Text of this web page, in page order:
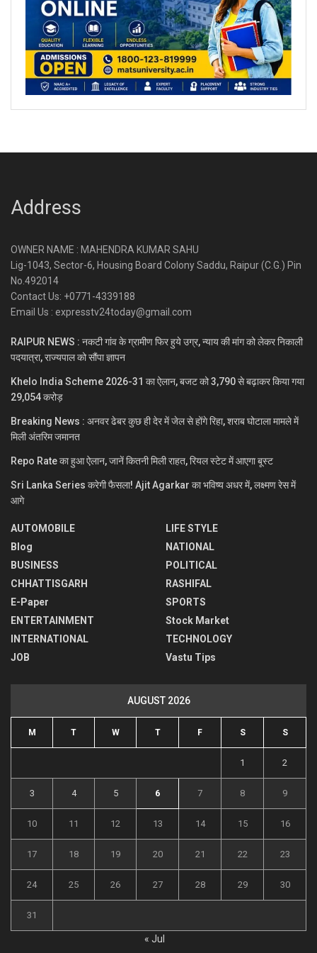
Address
OWNER NAME : MAHENDRA KUMAR SAHU
Lig-1043, Sector-6, Housing Board Colony Saddu, Raipur (C.G.) Pin
No.492014
Contact Us: +0771-4339188
Email Us : expresstv24today@gmail.com
RAIPUR NEWS : नकटी गांव के ग्रामीण फिर हुये उग्र, न्याय की मांग को लेकर निकाली
पदयात्रा, राज्यपाल को सौंपा ज्ञापन
Khelo India Scheme 2026-31 का ऐलान, बजट को 3,790 से बढ़ाकर किया गया
29,054 करोड़
Breaking News : अनवर ढेबर कुछ ही देर में जेल से होंगे रिहा, शराब घोटाला मामले में
मिली अंतरिम जमानत
Repo Rate का हुआ ऐलान, जानें कितनी मिली राहत, रियल स्टेट में आएगा बूस्ट
Sri Lanka Series करेगी फैसला! Ajit Agarkar का भविष्य अधर में, लक्ष्मण रेस में
आगे
AUTOMOBILE
Blog
BUSINESS
CHHATTISGARH
E-Paper
ENTERTAINMENT
INTERNATIONAL
JOB
LIFE STYLE
NATIONAL
POLITICAL
RASHIFAL
SPORTS
Stock Market
TECHNOLOGY
Vastu Tips
AUGUST 2026
M T W T F S S
1 2
3 4 5 6 7 8 9
10 11 12 13 14 15 16
17 18 19 20 21 22 23
24 25 26 27 28 29 30
31
« Jul